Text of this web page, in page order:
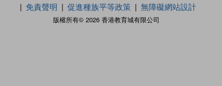
版權所有© 2026 香港教育城有限公司
免責聲明
促進種族平等政策 無障礙網站設計